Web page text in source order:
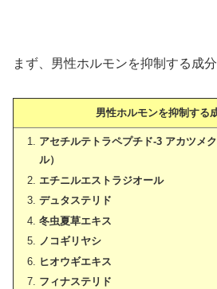
まず、男性ホルモンを抑制する成
男性ホルモンを抑制する
アセチルテトラペプチド‐3 アカツメ
ル）
エチニルエストラジオール
デュタステリド
冬虫夏草エキス
ノコギリヤシ
ヒオウギエキス
フィナステリド